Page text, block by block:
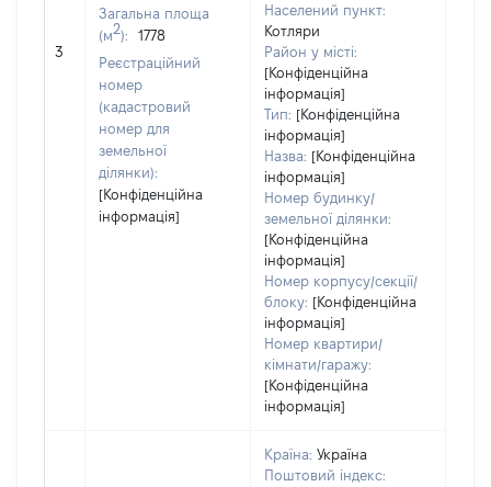
3
Загальна площа
(м2):
1778
Реєстраційний
номер
(кадастровий
номер для
земельної
ділянки):
[Конфіденційна
інформація]
Населений пункт:
Котляри
Район у місті:
[Конфіденційна
інформація]
Тип: [Конфіденційна
інформація]
Назва: [Конфіденційна
інформація]
Номер будинку/
земельної ділянки:
[Конфіденційна
інформація]
Номер корпусу/секції/
блоку: [Конфіденційна
інформація]
Номер квартири/
кімнати/гаражу:
[Конфіденційна
інформація]
Країна: Україна
Поштовий індекс: